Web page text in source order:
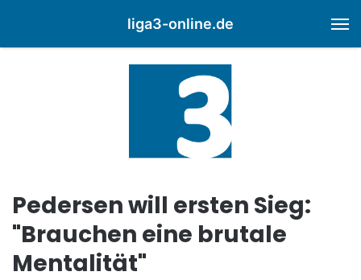
liga3-online.de
Pedersen will ersten Sieg:
"Brauchen eine brutale
Mentalität"